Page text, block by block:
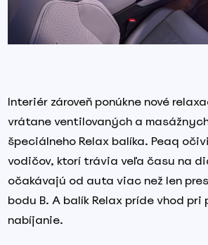
Interiér zároveň ponúkne nové
vrátane ventilovaných a
špeciálneho Relax balíka. Peaq
vodičov, ktorí trávia veľa času na
očakávajú od auta viac než len
bodu B. A balík Relax príde vhod pri
nabíjanie.